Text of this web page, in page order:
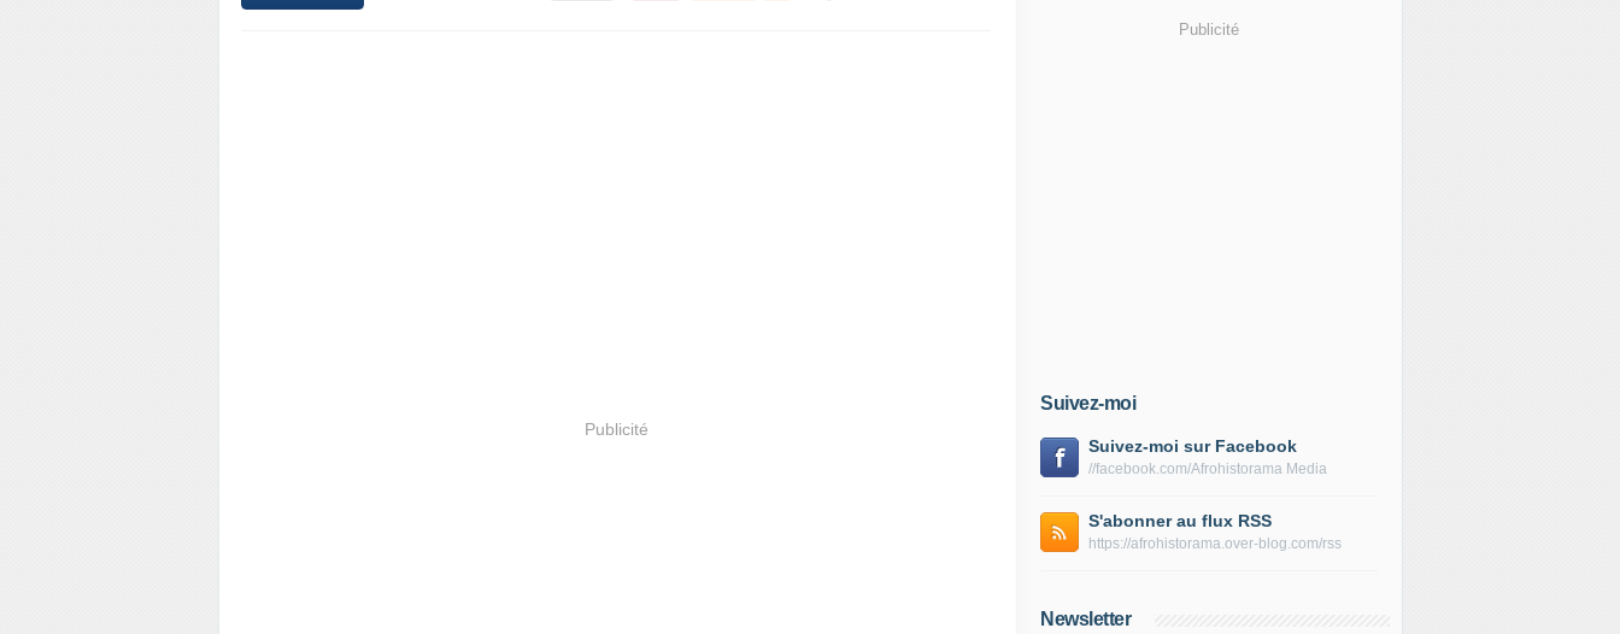
Publicité
Publicité
Suivez-moi
Suivez-moi sur Facebook
//facebook.com/Afrohistorama Media
S'abonner au flux RSS
https://afrohistorama.over-blog.com/rss
Newsletter